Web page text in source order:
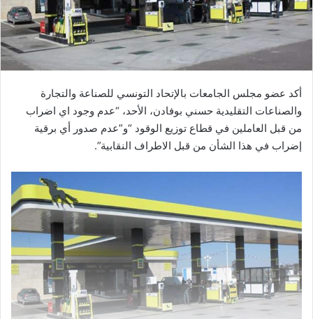
أكد عضو مجلس الجامعات بالإتحاد التونسي للصناعة والتجارة
والصناعات التقليدية حسني بوفادن، الأحد، “عدم وجود اي اضراب
من قبل العاملين في قطاع توزيع الوقود “و”عدم صدور أي برقية
إضراب في هذا الشأن من قبل الاطراف النقابية”.